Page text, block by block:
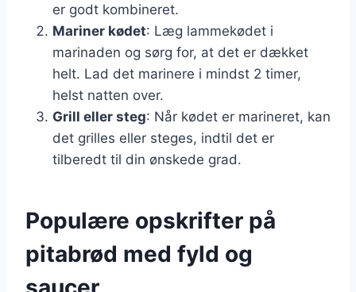
er godt kombineret.
Mariner kødet: Læg lammekødet i
marinaden og sørg for, at det er dækket
helt. Lad det marinere i mindst 2 timer,
helst natten over.
Grill eller steg: Når kødet er marineret, kan
det grilles eller steges, indtil det er
tilberedt til din ønskede grad.
Populære opskrifter på
pitabrød med fyld og